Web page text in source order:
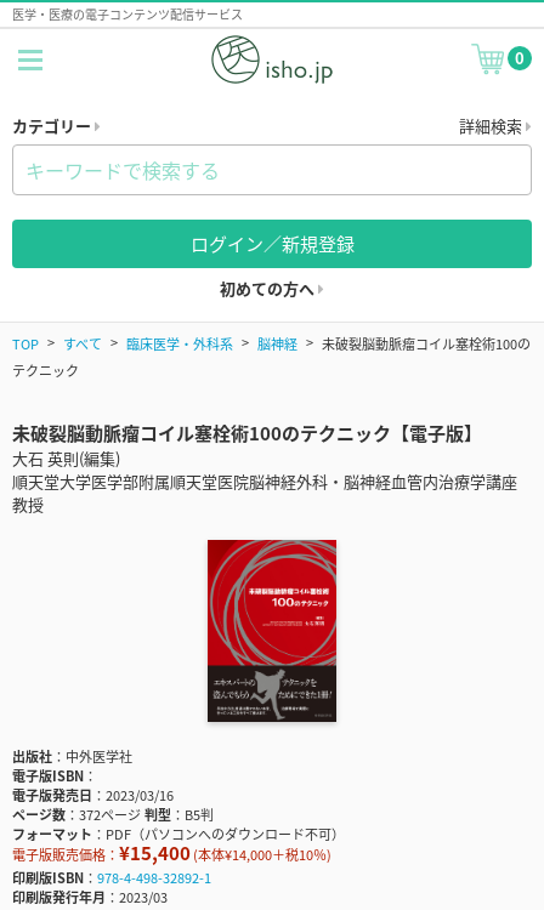
医学・医療の電子コンテンツ配信サービス
0
カテゴリー 詳細検索
ログイン／新規登録
初めての方へ
TOP すべて 臨床医学・外科系 脳神経
未破裂脳動脈瘤コイル塞栓術100の
テクニック
未破裂脳動脈瘤コイル塞栓術100のテクニック【電子版】
大石 英則(編集)
順天堂大学医学部附属順天堂医院脳神経外科・脳神経血管内治療学講座
教授
出版社
中外医学社
電子版ISBN
電子版発売日
2023/03/16
ページ数
372ページ判型
B5判
フォーマット
PDF（パソコンへのダウンロード不可）
電子版販売価格： ¥15,400(本体¥14,000＋税10％)
印刷版ISBN
978-4-498-32892-1
印刷版発行年月
2023/03